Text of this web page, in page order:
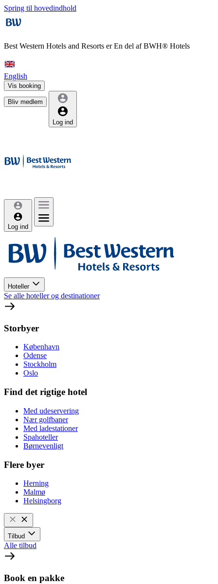
Spring til hovedindhold
Best Western Hotels and Resorts erEn del af BWH® Hotels
English
Vis booking
Bliv medlem
Log ind
Log ind
Hoteller
Se alle hoteller og destinationer
Storbyer
København
Odense
Stockholm
Oslo
Find det rigtige hotel
Med udeservering
Nær golfbaner
Med ladestationer
Spahoteller
Børnevenligt
Flere byer
Herning
Malmø
Helsingborg
Tilbud
Alle tilbud
Book en pakke